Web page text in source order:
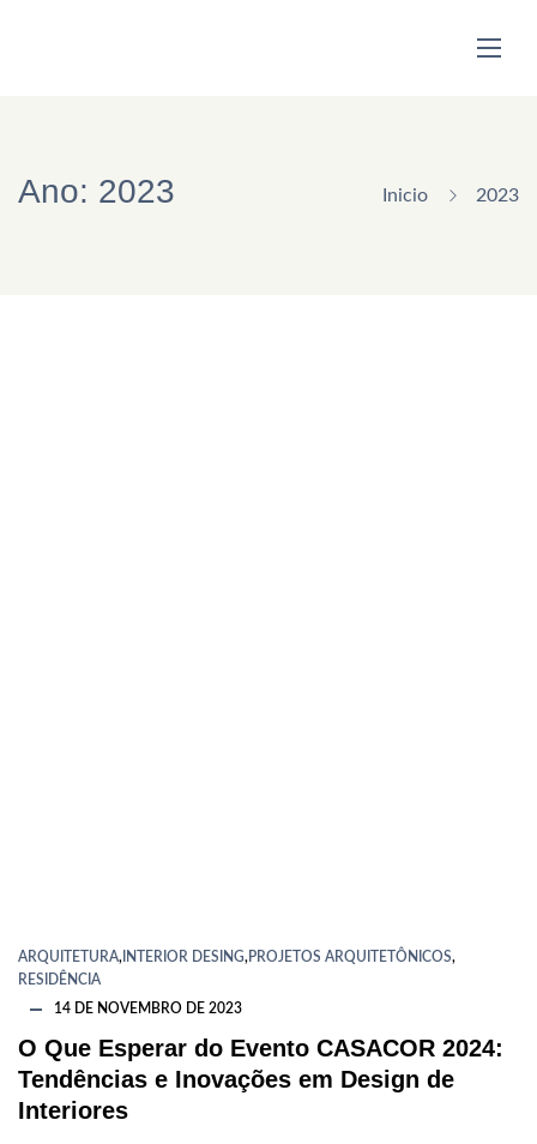
Ano: 2023 Inicio 2023
ARQUITETURA, INTERIOR DESING, PROJETOS ARQUITETÔNICOS,
RESIDÊNCIA
14 DE NOVEMBRO DE 2023
O Que Esperar do Evento CASACOR 2024:
Tendências e Inovações em Design de
Interiores